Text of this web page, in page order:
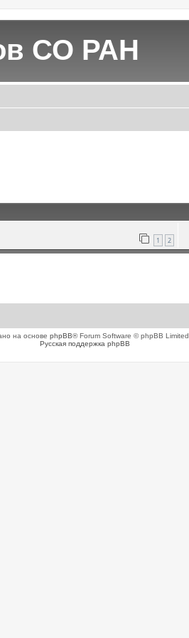
СО РАН
1 2
на основе phpBB® Forum Software © phpBB Limited
Русская поддержка phpBB